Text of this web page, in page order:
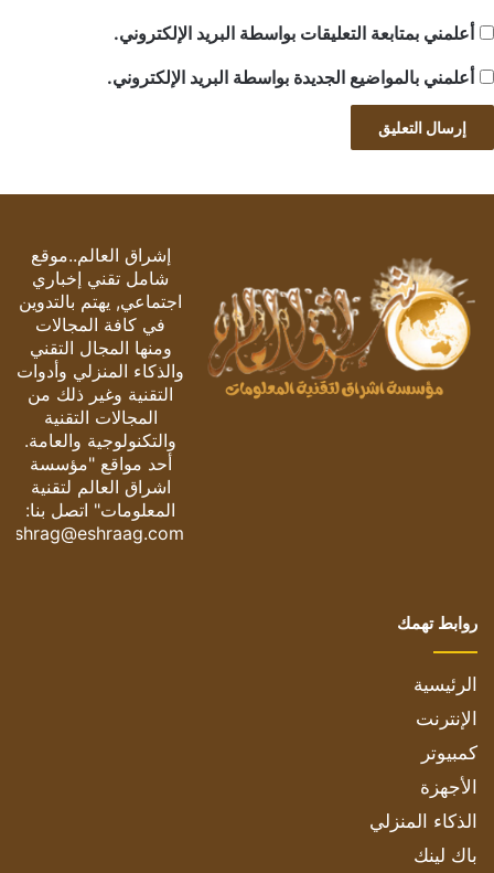
أعلمني بمتابعة التعليقات بواسطة البريد الإلكتروني.
أعلمني بالمواضيع الجديدة بواسطة البريد الإلكتروني.
إشراق العالم..موقع
شامل تقني إخباري
اجتماعي, يهتم بالتدوين
في كافة المجالات
ومنها المجال التقني
والذكاء المنزلي وأدوات
التقنية وغير ذلك من
المجالات التقنية
والتكنولوجية والعامة.
أحد مواقع "مؤسسة
اشراق العالم لتقنية
المعلومات" اتصل بنا:
eshrag@eshraag.com
روابط تهمك
الرئيسية
الإنترنت
كمبيوتر
الأجهزة
الذكاء المنزلي
باك لينك